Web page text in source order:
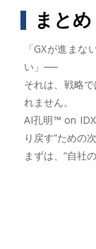
まとめ
「GXが進ま
い」──
それは、戦略
れません。
AI孔明™ on
り戻す”ための
まずは、“自社